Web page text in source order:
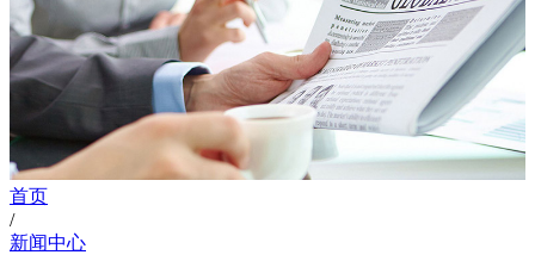
首页
/
新闻中心